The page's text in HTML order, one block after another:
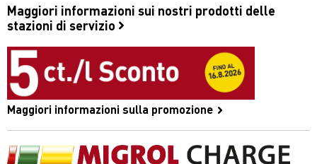
Maggiori informazioni sui nostri prodotti delle
stazioni di servizio
Maggiori informazioni sulla promozione